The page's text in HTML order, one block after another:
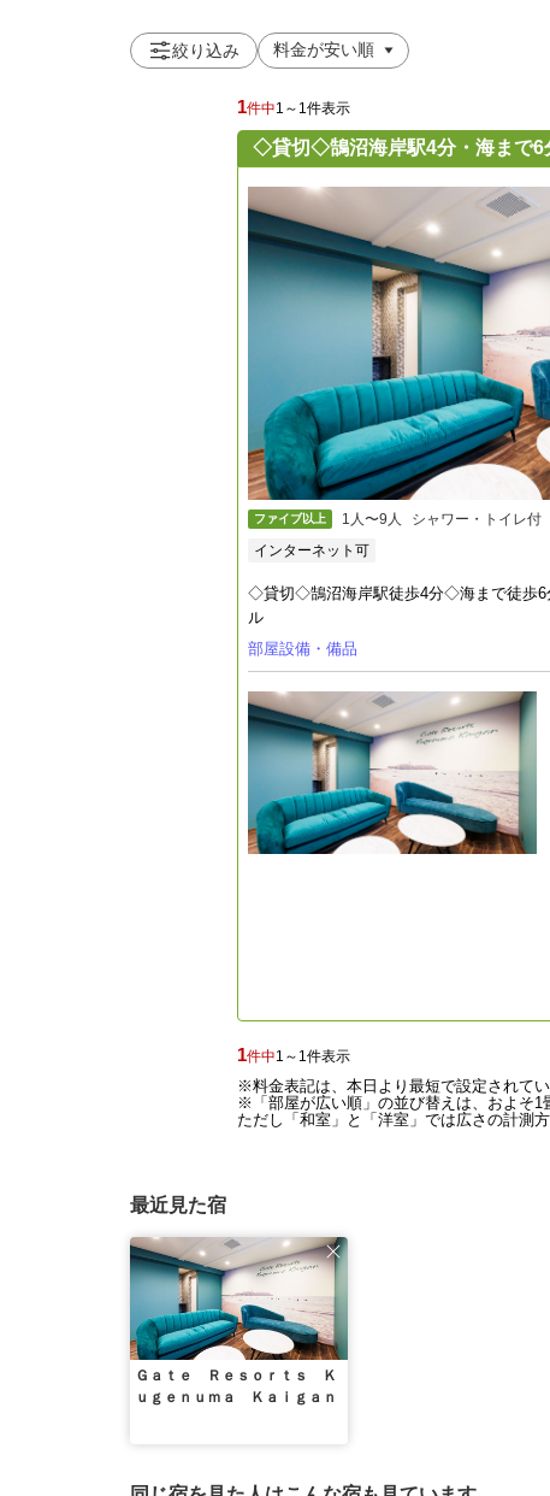
絞り込み
1件中1～1件表示
◇貸切◇鵠沼海岸駅4分・海まで
ファイブ以上 1人〜9人 シャワー・トイレ付
インターネット可
◇貸切◇鵠沼海岸駅徒歩4分◇海まで徒歩6
ル
部屋設備・備品
1件中1～1件表示
※料金表記は、本日より最短で設定されて
※「部屋が広い順」の並び替えは、およそ1
ただし「和室」と「洋室」では広さの計測
最近見た宿
Ｇａｔｅ Ｒｅｓｏｒｔｓ Ｋ
ｕｇｅｎｕｍａ Ｋａｉｇａｎ